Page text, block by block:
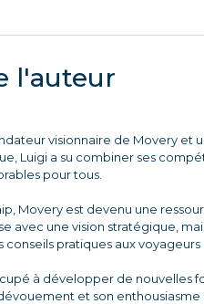
l'auteur
visionnaire de Movery et
Luigi a su combiner ses
pour tous.
Movery est devenu une
avec une vision stratégique,
pratiques aux voyageurs
à développer de nouvelles
et son